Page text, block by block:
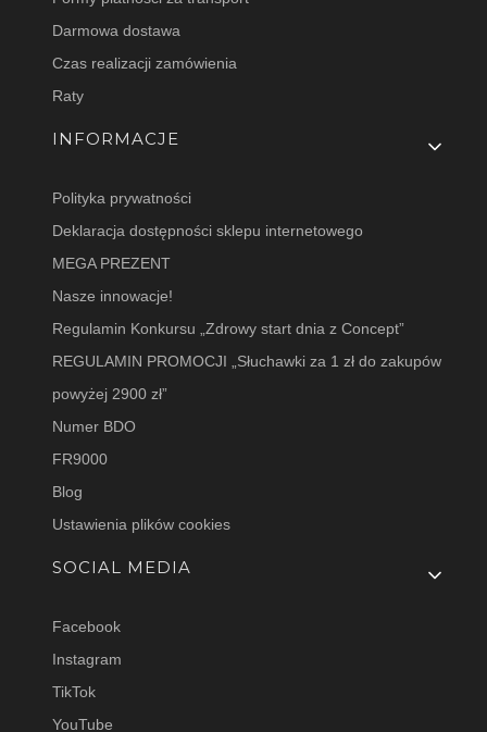
Darmowa dostawa
Czas realizacji zamówienia
Raty
INFORMACJE
Polityka prywatności
Deklaracja dostępności sklepu internetowego
MEGA PREZENT
Nasze innowacje!
Regulamin Konkursu „Zdrowy start dnia z Concept”
REGULAMIN PROMOCJI „Słuchawki za 1 zł do zakupów
powyżej 2900 zł”
Numer BDO
FR9000
Blog
Ustawienia plików cookies
SOCIAL MEDIA
Facebook
Instagram
TikTok
YouTube